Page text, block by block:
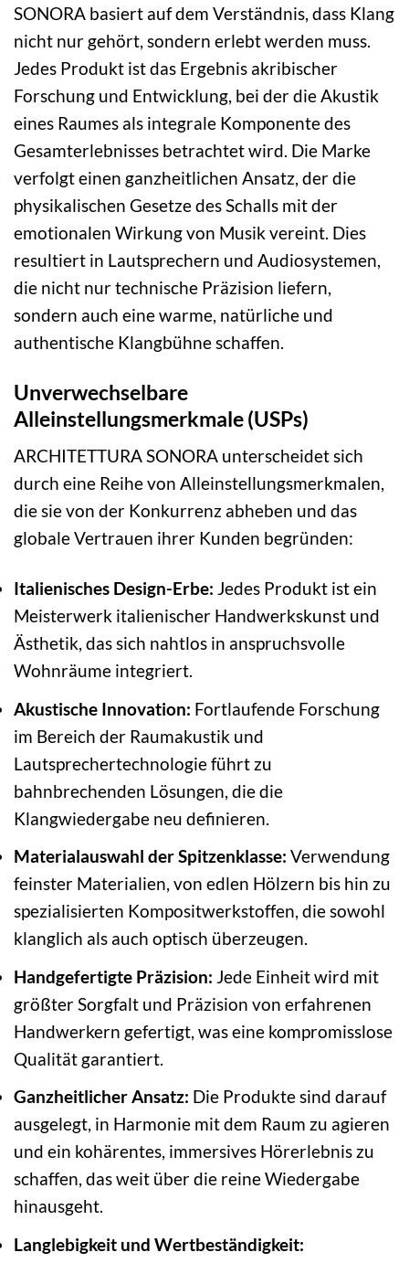
SONORA basiert auf dem Verständnis, dass Klang
nicht nur gehört, sondern erlebt werden muss.
Jedes Produkt ist das Ergebnis akribischer
Forschung und Entwicklung, bei der die Akustik
eines Raumes als integrale Komponente des
Gesamterlebnisses betrachtet wird. Die Marke
verfolgt einen ganzheitlichen Ansatz, der die
physikalischen Gesetze des Schalls mit der
emotionalen Wirkung von Musik vereint. Dies
resultiert in Lautsprechern und Audiosystemen,
die nicht nur technische Präzision liefern,
sondern auch eine warme, natürliche und
authentische Klangbühne schaffen.
Unverwechselbare
Alleinstellungsmerkmale (USPs)
ARCHITETTURA SONORA unterscheidet sich
durch eine Reihe von Alleinstellungsmerkmalen,
die sie von der Konkurrenz abheben und das
globale Vertrauen ihrer Kunden begründen:
Italienisches Design-Erbe: Jedes Produkt ist ein
Meisterwerk italienischer Handwerkskunst und
Ästhetik, das sich nahtlos in anspruchsvolle
Wohnräume integriert.
Akustische Innovation: Fortlaufende Forschung
im Bereich der Raumakustik und
Lautsprechertechnologie führt zu
bahnbrechenden Lösungen, die die
Klangwiedergabe neu definieren.
Materialauswahl der Spitzenklasse: Verwendung
feinster Materialien, von edlen Hölzern bis hin zu
spezialisierten Kompositwerkstoffen, die sowohl
klanglich als auch optisch überzeugen.
Handgefertigte Präzision: Jede Einheit wird mit
größter Sorgfalt und Präzision von erfahrenen
Handwerkern gefertigt, was eine kompromisslose
Qualität garantiert.
Ganzheitlicher Ansatz: Die Produkte sind darauf
ausgelegt, in Harmonie mit dem Raum zu agieren
und ein kohärentes, immersives Hörerlebnis zu
schaffen, das weit über die reine Wiedergabe
hinausgeht.
Langlebigkeit und Wertbeständigkeit: